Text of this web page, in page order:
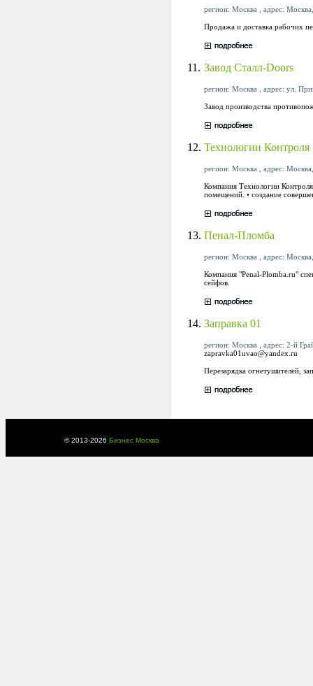
регион: Москва , адрес:
Продажа и доставка рабочих
11. Завод Сталл-Doors
регион: Москва , адрес: ул.
Завод производства
12. Технологии Контроля
регион: Москва , адрес:
Компания Технологии
помещений. • создание
13. Пенал-Пломба
регион: Москва , адрес:
Компания "Penal-Plomba.ru"
сейфов.
14. Заправка 01
регион: Москва , адрес: 2-й
zapravka01uvao@yandex.ru
Перезарядка огнетушителей,
© 2013-2026 Бизнес Москва